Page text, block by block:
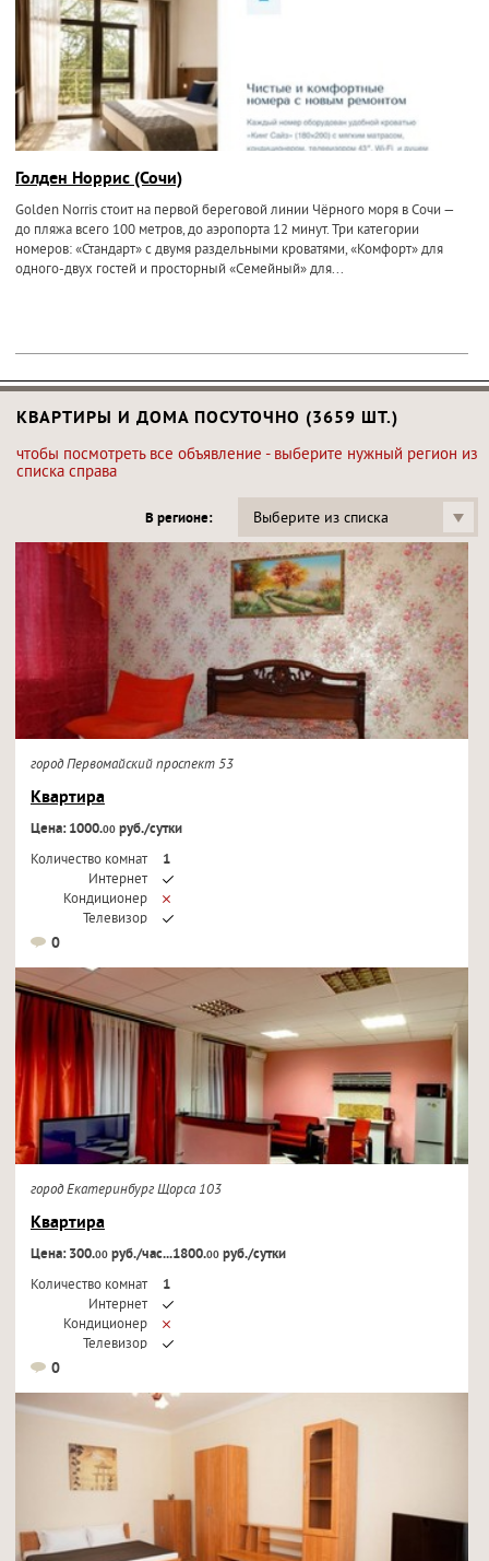
Голден Норрис (Сочи)
Golden Norris стоит на первой береговой линии Чёрного моря в Сочи —
до пляжа всего 100 метров, до аэропорта 12 минут. Три категории
номеров: «Стандарт» с двумя раздельными кроватями, «Комфорт» для
одного-двух гостей и просторный «Семейный» для...
КВАРТИРЫ И ДОМА ПОСУТОЧНО (3659 ШТ.)
чтобы посмотреть все объявление - выберите нужный регион из
списка справа
В регионе: Выберите из списка
город Первомайский проспект 53
Квартира
Цена: 1000.00руб./сутки
Количество комнат
1
Интернет
Кондиционер
Телевизор
0
город Екатеринбург Щорса 103
Квартира
Цена: 300.00руб./час...1800.00руб./сутки
Количество комнат
1
Интернет
Кондиционер
Телевизор
0